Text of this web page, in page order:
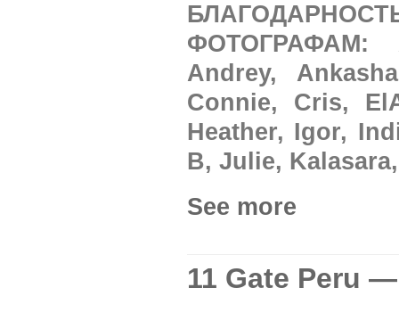
ФОТОГРАФАМ:
Andrey,
Connie, Cris,
Heather, Igor,
B, Julie,
See more
11 Gate Peru